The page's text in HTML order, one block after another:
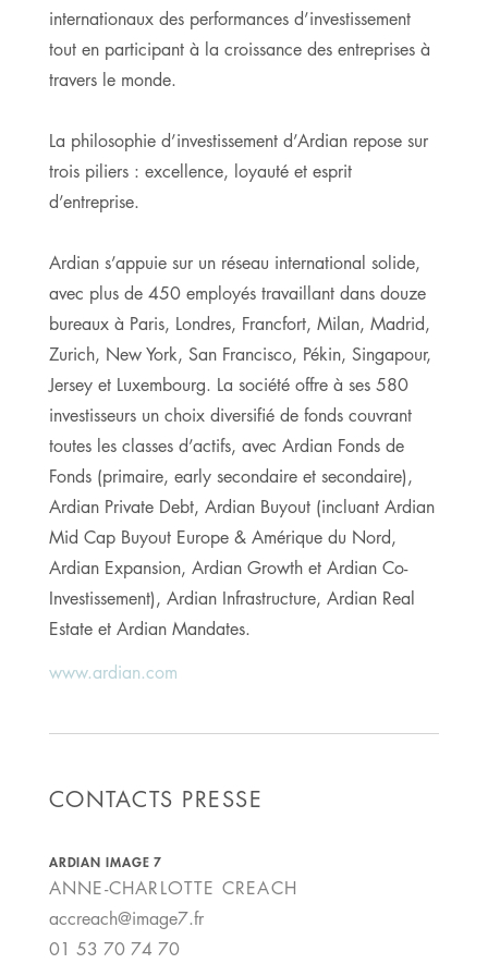
internationaux des performances d’investissement
tout en participant à la croissance des entreprises à
travers le monde.
La philosophie d’investissement d’Ardian repose sur
trois piliers : excellence, loyauté et esprit
d’entreprise.
Ardian s’appuie sur un réseau international solide,
avec plus de 450 employés travaillant dans douze
bureaux à Paris, Londres, Francfort, Milan, Madrid,
Zurich, New York, San Francisco, Pékin, Singapour,
Jersey et Luxembourg. La société offre à ses 580
investisseurs un choix diversifié de fonds couvrant
toutes les classes d’actifs, avec Ardian Fonds de
Fonds (primaire, early secondaire et secondaire),
Ardian Private Debt, Ardian Buyout (incluant Ardian
Mid Cap Buyout Europe & Amérique du Nord,
Ardian Expansion, Ardian Growth et Ardian Co-
Investissement), Ardian Infrastructure, Ardian Real
Estate et Ardian Mandates.
www.ardian.com
CONTACTS PRESSE
ARDIAN IMAGE 7
ANNE-CHARLOTTE CREACH
accreach@image7.fr
01 53 70 74 70